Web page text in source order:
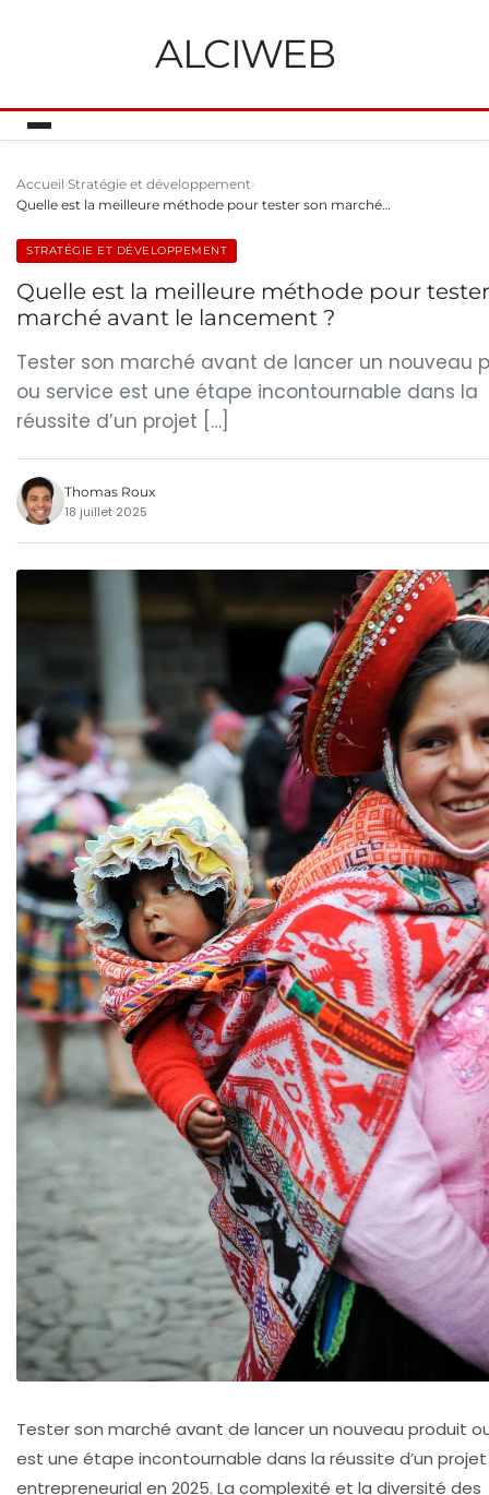
ALCIWEB
Accueil Stratégie et développement
Quelle est la meilleure méthode pour tester son marché…
STRATÉGIE ET DÉVELOPPEMENT
Quelle est la meilleure méthode pour
marché avant le lancement ?
Tester son marché avant de lancer un nouveau
ou service est une étape incontournable dans la
réussite d’un projet […]
Thomas Roux
18 juillet 2025
Tester son marché avant de lancer un nouveau produit
est une étape incontournable dans la réussite d’un projet
entrepreneurial en 2025. La complexité et la diversité des